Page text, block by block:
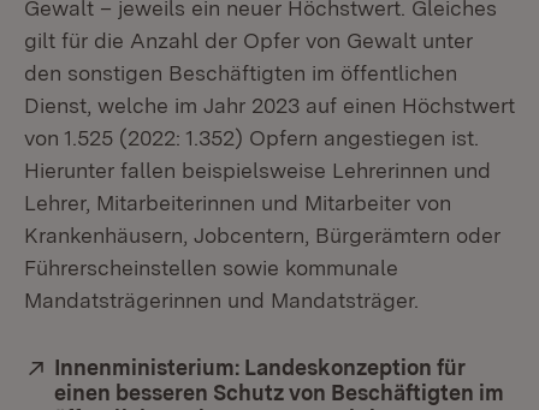
Gewalt – jeweils ein neuer Höchstwert. Gleiches
gilt für die Anzahl der Opfer von Gewalt unter
den sonstigen Beschäftigten im öffentlichen
Dienst, welche im Jahr 2023 auf einen Höchstwert
von 1.525 (2022: 1.352) Opfern angestiegen ist.
Hierunter fallen beispielsweise Lehrerinnen und
Lehrer, Mitarbeiterinnen und Mitarbeiter von
Krankenhäusern, Jobcentern, Bürgerämtern oder
Führerscheinstellen sowie kommunale
Mandatsträgerinnen und Mandatsträger.
Extern:
Innenministerium: Landeskonzeption für
einen besseren Schutz von Beschäftigten im